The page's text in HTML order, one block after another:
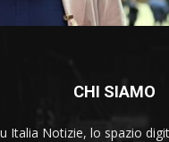
CHI SIAMO
Italia Notizie, lo spazio